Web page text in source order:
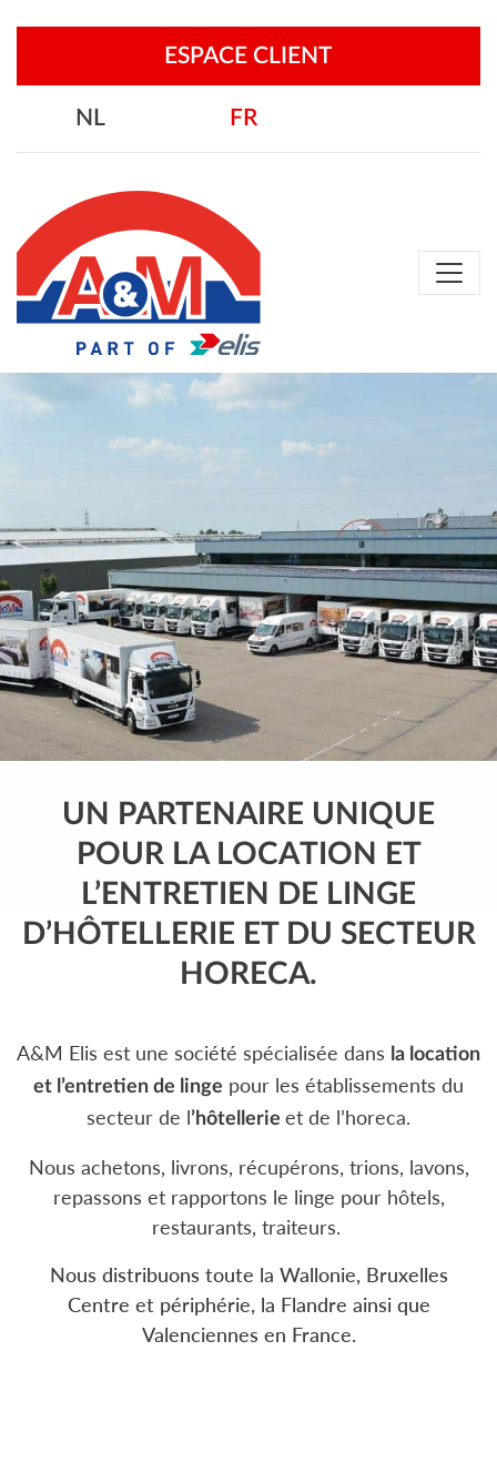
ESPACE CLIENT
NL FR
UN PARTENAIRE UNIQUE
POUR LA LOCATION ET
L’ENTRETIEN DE LINGE
D’HÔTELLERIE ET DU SECTEUR
HORECA.
A&M Elis est une société spécialisée dans la location
et l’entretien de linge pour les établissements du
secteur de l’hôtellerie et de l’horeca.
Nous achetons, livrons, récupérons, trions, lavons,
repassons et rapportons le linge pour hôtels,
restaurants, traiteurs.
Nous distribuons toute la Wallonie, Bruxelles
Centre et périphérie, la Flandre ainsi que
Valenciennes en France.